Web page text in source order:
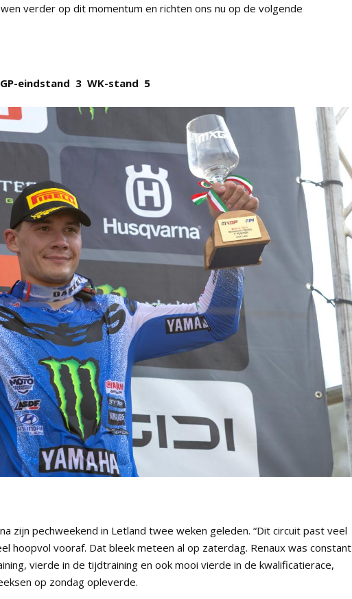
verder op dit momentum en richten ons nu op de volgende
GP-eindstand 3 WK-stand 5
zijn pechweekend in Letland twee weken geleden. “Dit circuit past veel
hoopvol vooraf. Dat bleek meteen al op zaterdag. Renaux was constant
vierde in de tijdtraining en ook mooi vierde in de kwalificatierace,
op zondag opleverde.